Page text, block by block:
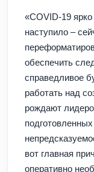
«COVID-19
наступило –
обеспечить
справедливое
работать над
рождают
вот главная
оперативно